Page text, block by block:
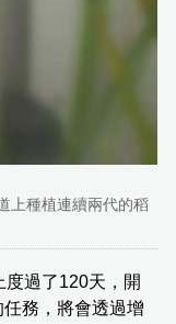
上種植連續兩代的稻
過了120天，開
務，將會透過增